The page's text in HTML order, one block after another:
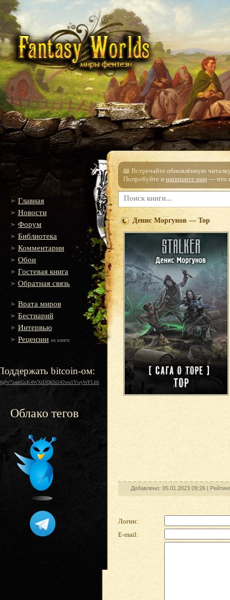
Главная
Новости
Форум
Библиотека
Комментарии
Обои
Гостевая книга
Обратная связь
Врата миров
Бестиарий
Интервью
Рецензии на книги
bitcoin-ом:
Облако тегов
📖 Встречайте обновлённую
Попробуйте и напишите нам — что
Денис Моргунов — Тор
Добавлено: 05.01.2023 09:26 |
Логин:
E-mail: